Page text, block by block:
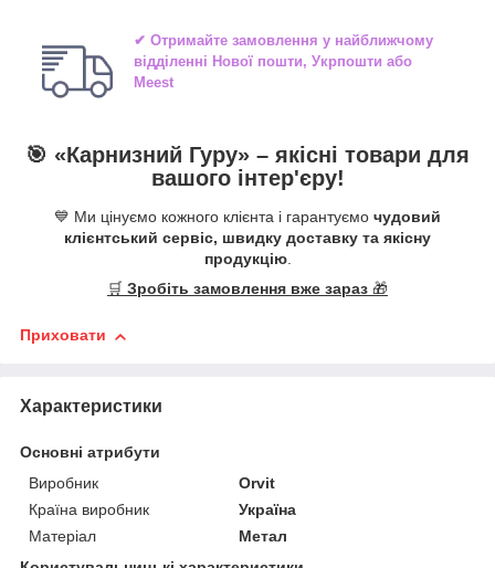
✔ Отримайте замовлення у найближчому
відділенні Нової пошти, Укрпошти або
Meest
🎯 «Карнизний Гуру» – якісні товари для
вашого інтер'єру!
💙 Ми цінуємо кожного клієнта і гарантуємо чудовий
клієнтський сервіс, швидку доставку та якісну
продукцію.
🛒 Зробіть замовлення вже зараз 🎁
Приховати
Характеристики
Основні атрибути
Виробник
Orvit
Країна виробник
Україна
Матеріал
Метал